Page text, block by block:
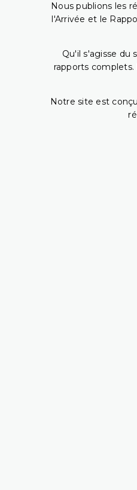
Nous publions les
l'Arrivée et le
Qu'il s'agisse du
rapports
Notre site est